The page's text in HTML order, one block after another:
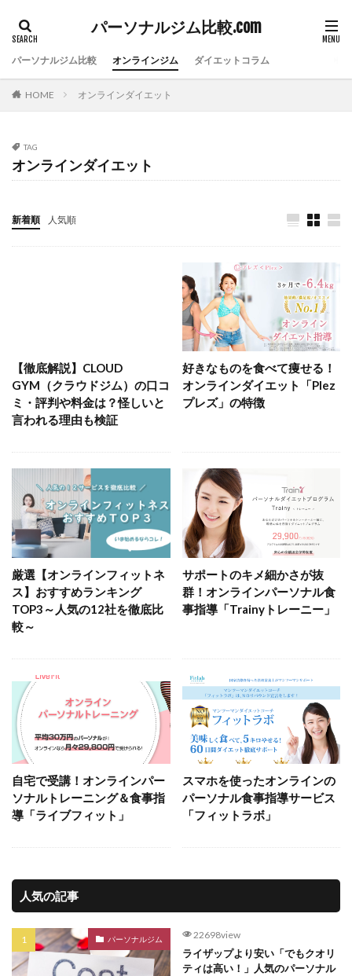
パーソナルジム比較.com
パーソナルジム比較 オンラインジム ダイエットコラム
HOME オンラインダイエット
TAG
オンラインダイエット
新着順 人気順
【徹底解説】CLOUD
GYM（クラウドジム）の口コ
ミ・評判や料金は？怪しいと
言われる理由も検証
好きなものを食べて痩せる！
オンラインダイエット「Plez
プレズ」の特徴
厳選【オンラインフィットネ
ス】おすすめランキング
TOP3～人気の12社を徹底比
較～
サポートのキメ細かさが抜
群！オンラインパーソナル食
事指導「Trainyトレーニー」
自宅で受講！オンラインパー
ソナルトレーニング＆食事指
導「ライブフィット」
スマホを使ったオンラインの
パーソナル食事指導サービス
「フィットラボ」
人気の記事
パーソナルジム 22698view
ライザップより安い「でもクオリ
ティは高い！」人気のパーソナル